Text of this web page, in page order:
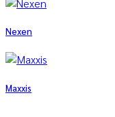
Nexen
Maxxis